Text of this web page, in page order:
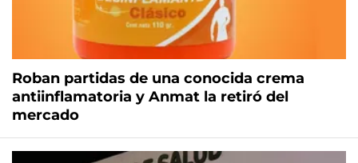
Roban partidas de una conocida crema
antiinflamatoria y Anmat la retiró del
mercado